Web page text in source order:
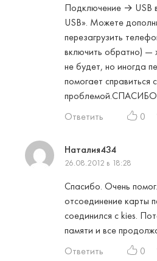
Подключение → USB
USB». Можете
перезагрузить
включить обратно) —
не будет, но иногда
помогает справиться с
Ответить
0
Наталия434
26.08.2012 в 18:28
Спасибо. Очень
отсоединение карты
соединился с kies.
памяти и все
Ответить
0